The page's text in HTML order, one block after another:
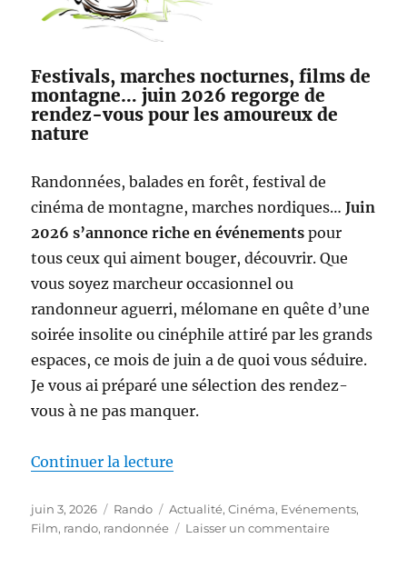
Festivals, marches nocturnes, films de
montagne… juin 2026 regorge de
rendez-vous pour les amoureux de
nature
Randonnées, balades en forêt, festival de
cinéma de montagne, marches nordiques…Juin
2026 s’annonce riche en événements pour
tous ceux qui aiment bouger, découvrir. Que
vous soyez marcheur occasionnel ou
randonneur aguerri, mélomane en quête d’une
soirée insolite ou cinéphile attiré par les grands
espaces, ce mois de juin a de quoi vous séduire.
Je vous ai préparé une sélection des rendez-
vous à ne pas manquer.
Continuer la lecture
Publié
le
juin 3, 2026 Catégories
Rando Étiquettes
Actualité,Cinéma, Evénements,
Film, rando, randonnée Laisser un commentairesur